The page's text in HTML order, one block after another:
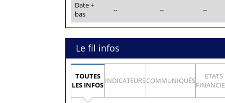
Date +
bas
-- -- --
Le fil infos
TOUTES
LES INFOS INDICATEURSCOMMUNIQUÉS
ETATS